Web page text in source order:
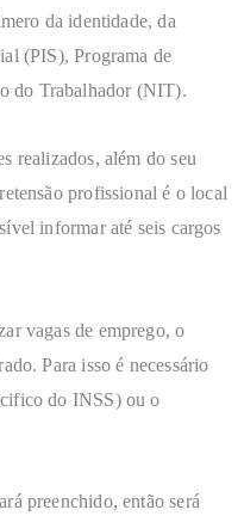
da identidade, da
(PIS), Programa de
do Trabalhador (NIT).
realizados, além do seu
profissional é o local
informar até seis cargos
vagas de emprego, o
Para isso é necessário
do INSS) ou o
preenchido, então será